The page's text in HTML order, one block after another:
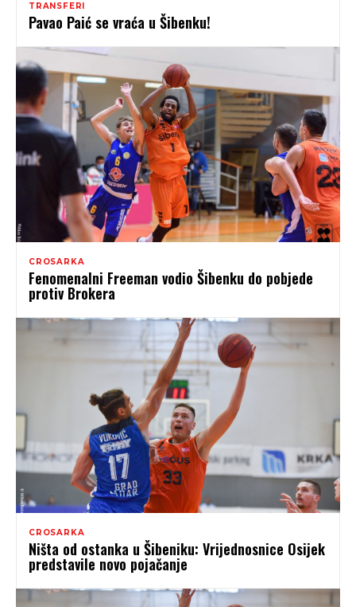
TRANSFERI
Pavao Paić se vraća u Šibenku!
CROSARKA
Fenomenalni Freeman vodio Šibenku do pobjede
protiv Brokera
CROSARKA
Ništa od ostanka u Šibeniku: Vrijednosnice Osijek
predstavile novo pojačanje